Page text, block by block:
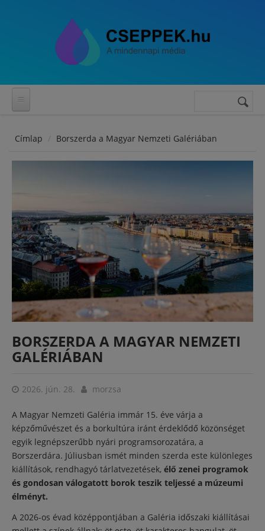
Keresés
Címlap Borszerda a Magyar Nemzeti Galériában
BORSZERDA A MAGYAR NEMZETI
GALÉRIÁBAN
2026. jún. 28. morzsa
A Magyar Nemzeti Galéria immár 15. éve várja a
képzőművészet és a borkultúra iránt érdeklődő közönséget
egyik legnépszerűbb nyári programsorozatára, a
Borszerdára. Júliusban ismét minden szerda este különleges
kiállítások, rendhagyó tárlatvezetések, élő zenei programok
és gondosan válogatott borok teszik teljessé a múzeumi
élményt.
A 2026-os évad középpontjában a Galéria időszaki kiállításai